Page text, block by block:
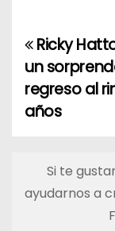
N
a
v
g
Ricky
un
regreso al
años
Si te
ayudarnos a